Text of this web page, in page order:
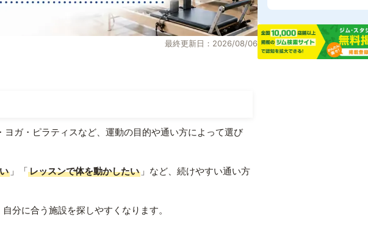
最終更新日：2026/08/06
ガ・ピラティスなど、運動の目的や通い方によって選び
」「レッスンで体を動かしたい 」など、続けやすい通い方
分に合う施設を探しやすくなります。